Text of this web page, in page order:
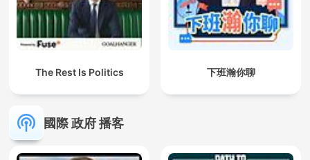
The Rest Is Politics 下班瀚你聊
國際 政府 播客